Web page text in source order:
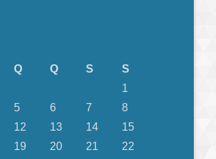
Q Q S
S
1
5 6 7
8
12 13 14
15
19 20 21
22